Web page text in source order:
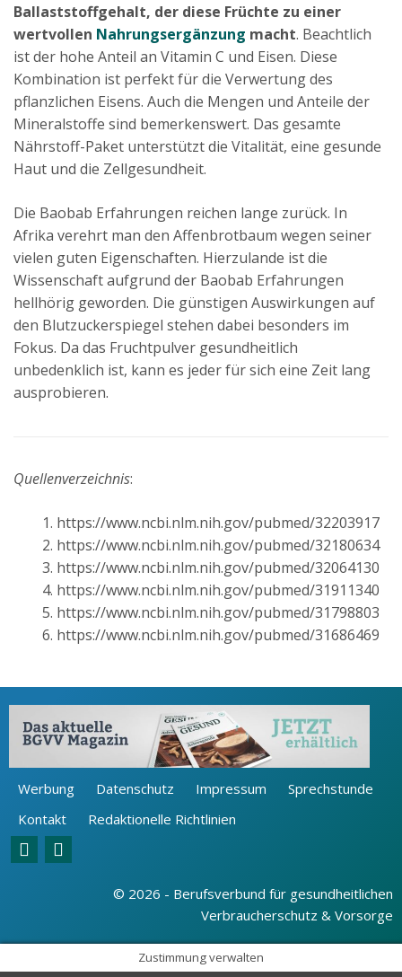
Ballaststoffgehalt, der diese Früchte zu einer
wertvollen Nahrungsergänzung macht. Beachtlich
ist der hohe Anteil an Vitamin C und Eisen. Diese
Kombination ist perfekt für die Verwertung des
pflanzlichen Eisens. Auch die Mengen und Anteile der
Mineralstoffe sind bemerkenswert. Das gesamte
Nährstoff-Paket unterstützt die Vitalität, eine gesunde
Haut und die Zellgesundheit.
Die Baobab Erfahrungen reichen lange zurück. In
Afrika verehrt man den Affenbrotbaum wegen seiner
vielen guten Eigenschaften. Hierzulande ist die
Wissenschaft aufgrund der Baobab Erfahrungen
hellhörig geworden. Die günstigen Auswirkungen auf
den Blutzuckerspiegel stehen dabei besonders im
Fokus. Da das Fruchtpulver gesundheitlich
unbedenklich ist, kann es jeder für sich eine Zeit lang
ausprobieren.
Quellenverzeichnis:
https://www.ncbi.nlm.nih.gov/pubmed/32203917
https://www.ncbi.nlm.nih.gov/pubmed/32180634
https://www.ncbi.nlm.nih.gov/pubmed/32064130
https://www.ncbi.nlm.nih.gov/pubmed/31911340
https://www.ncbi.nlm.nih.gov/pubmed/31798803
https://www.ncbi.nlm.nih.gov/pubmed/31686469
Werbung Datenschutz Impressum
Sprechstunde
Kontakt
Redaktionelle Richtlinien
© 2026 - Berufsverbund für gesundheitlichen
Verbraucherschutz & Vorsorge
Zustimmung verwalten